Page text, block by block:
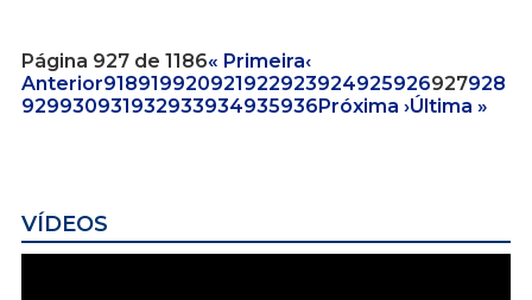
Página 927 de 1186« Primeira‹
Anterior918919920921922923924925926927928
929930931932933934935936Próxima ›Última »
VÍDEOS